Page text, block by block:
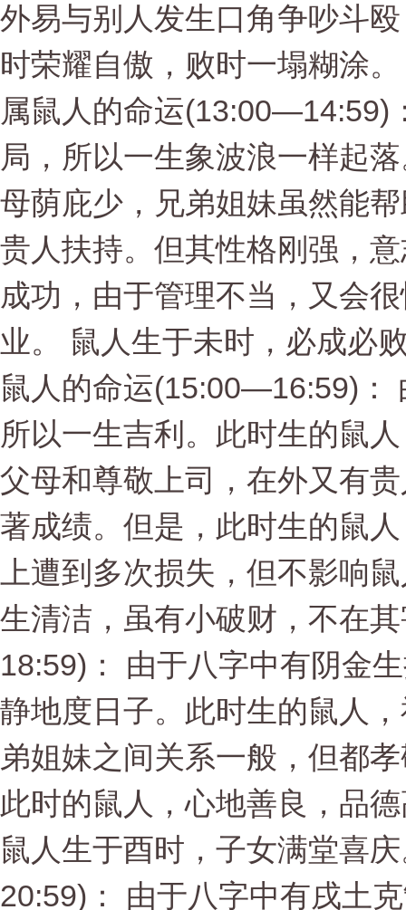
外易与别人发生口角争吵斗
时荣耀自傲，败时一塌糊涂
属鼠人的命运(13:00—14:59)
局，所以一生象波浪一样起
母荫庇少，兄弟姐妹虽然能
贵人扶持。但其性格刚强，
成功，由于管理不当，又会
业。 鼠人生于未时，必成必
鼠人的命运(15:00—16:59)：
所以一生吉利。此时生的鼠
父母和尊敬上司，在外又有
著成绩。但是，此时生的鼠
上遭到多次损失，但不影响
生清洁，虽有小破财，不在
18:59)： 由于八字中有阴金
静地度日子。此时生的鼠人
弟姐妹之间关系一般，但都
此时的鼠人，心地善良，品
鼠人生于酉时，子女满堂喜
20:59)： 由于八字中有戌土